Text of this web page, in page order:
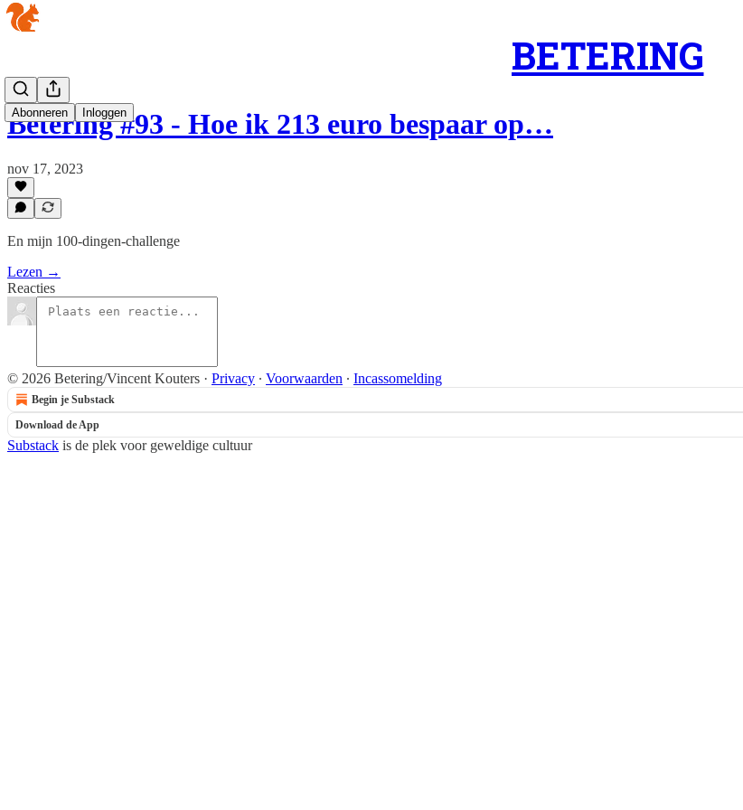
BETERING
Abonneren Inloggen
Betering #93 - Hoe ik 213 euro bespaar op…
nov 17, 2023
En mijn 100-dingen-challenge
Lezen →
Reacties
© 2026 Betering/Vincent Kouters · Privacy ∙ Voorwaarden ∙ Incassomelding
Begin je Substack
Download de App
Substack is de plek voor geweldige cultuur